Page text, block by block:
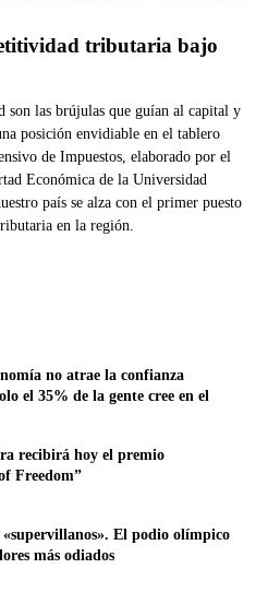
tributaria bajo
las brújulas que guían al capital y
posición envidiable en el tablero
de Impuestos, elaborado por el
Económica de la Universidad
país se alza con el primer puesto
en la región.
no atrae la confianza
el 35% de la gente cree en el
recibirá hoy el premio
Freedom”
«supervillanos». El podio olímpico